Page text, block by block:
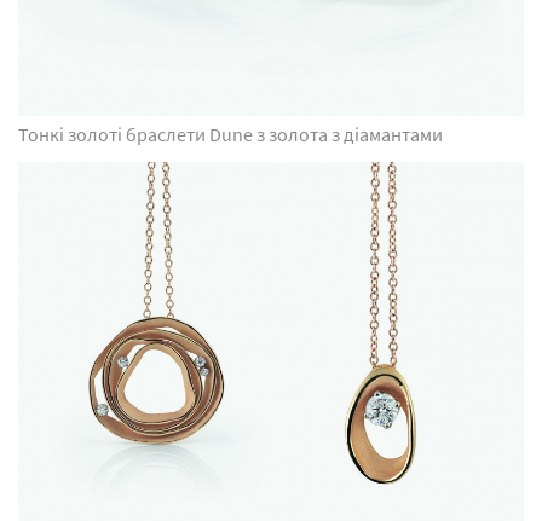
Тонкі золоті браслети Dune з золота з діамантами